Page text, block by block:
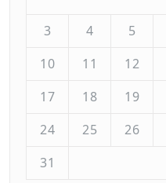
3
4 5
10
11 12
17
18 19
24
25 26
31